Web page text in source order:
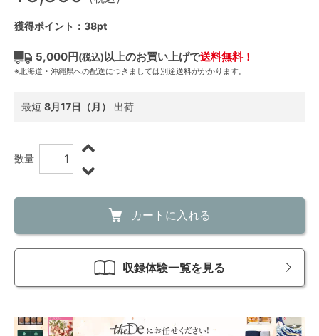
獲得ポイント：38pt
5,000円(税込)以上のお買い上げで送料無料！
※北海道・沖縄県への配送につきましては別途送料がかかります。
最短 8月17日（月） 出荷
数量
カートに入れる
収録体験一覧を見る